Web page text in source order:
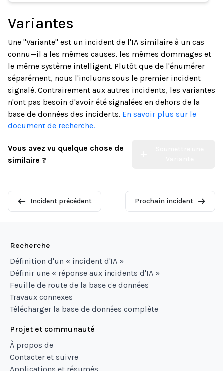
Variantes
Une "Variante" est un incident de l'IA similaire à un cas
connu—il a les mêmes causes, les mêmes dommages et
le même système intelligent. Plutôt que de l'énumérer
séparément, nous l'incluons sous le premier incident
signalé. Contrairement aux autres incidents, les variantes
n'ont pas besoin d'avoir été signalées en dehors de la
base de données des incidents. En savoir plus sur le
document de recherche.
Vous avez vu quelque chose de
similaire ?
Incident précédent Prochain incident
Recherche
Définition d'un « incident d'IA »
Définir une « réponse aux incidents d'IA »
Feuille de route de la base de données
Travaux connexes
Télécharger la base de données complète
Projet et communauté
À propos de
Contacter et suivre
Applications et résumés